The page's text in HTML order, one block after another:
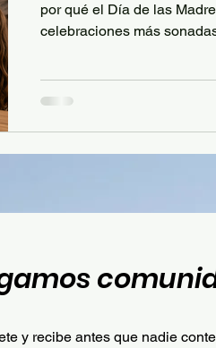
por qué el Día de las
celebraciones más
pero pone el foco en esa
sí” incluso cuando todo parece
a las mamás que, con
y recibe antes que nadie